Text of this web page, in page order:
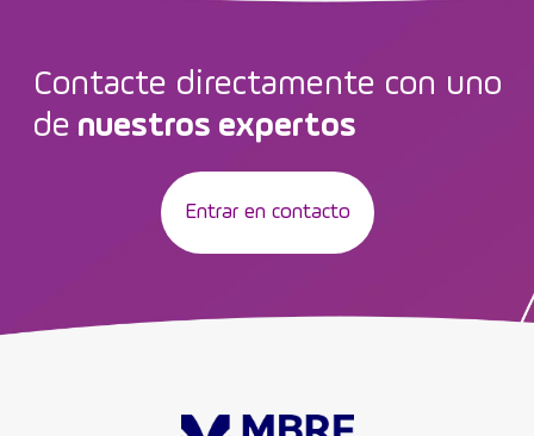
Contacte directamente con uno
de nuestros expertos
Entrar en contacto